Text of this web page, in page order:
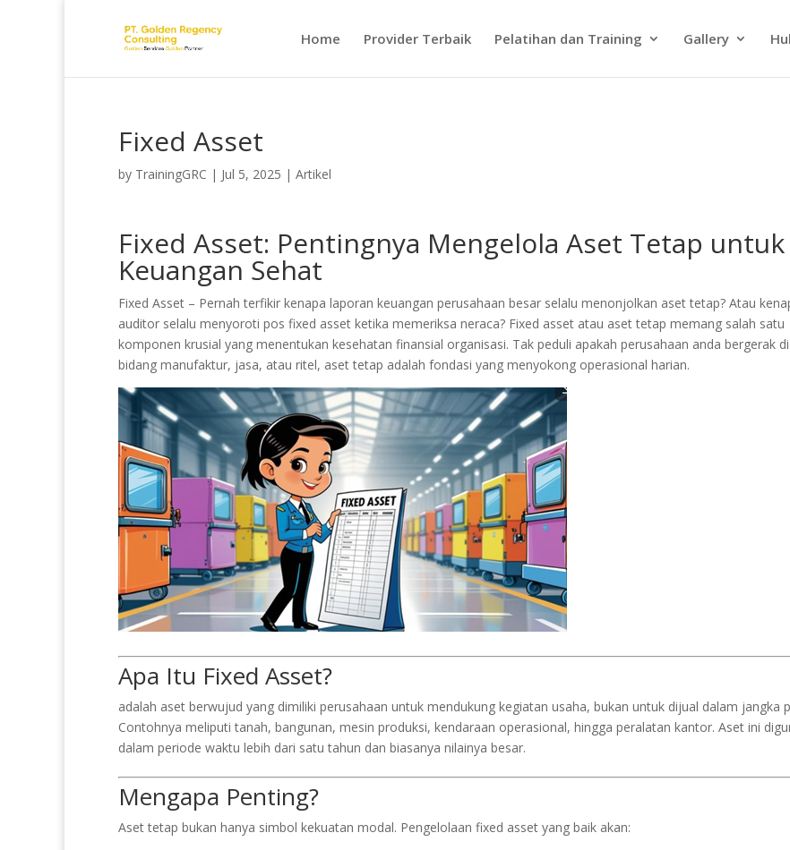
Home Provider Terbaik Pelatihan dan Training Gallery
Fixed Asset
by TrainingGRC | Jul 5, 2025 | Artikel
Fixed Asset: Pentingnya Mengelola Aset Tetap untuk
Keuangan Sehat
Fixed Asset – Pernah terfikir kenapa laporan keuangan perusahaan besar selalu menonjolkan aset tetap? Atau
auditor selalu menyoroti pos fixed asset ketika memeriksa neraca? Fixed asset atau aset tetap memang salah satu
komponen krusial yang menentukan kesehatan finansial organisasi. Tak peduli apakah perusahaan anda bergerak di
bidang manufaktur, jasa, atau ritel, aset tetap adalah fondasi yang menyokong operasional harian.
Apa Itu Fixed Asset?
adalah aset berwujud yang dimiliki perusahaan untuk mendukung kegiatan usaha, bukan untuk dijual dalam jangka
Contohnya meliputi tanah, bangunan, mesin produksi, kendaraan operasional, hingga peralatan kantor. Aset ini
dalam periode waktu lebih dari satu tahun dan biasanya nilainya besar.
Mengapa Penting?
Aset tetap bukan hanya simbol kekuatan modal. Pengelolaan fixed asset yang baik akan: